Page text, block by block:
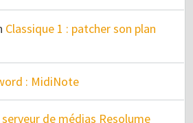
Classique 1 : patcher son plan
: MidiNote
de médias Resolume